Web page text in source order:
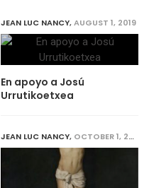
JEAN LUC NANCY,AUGUST 1, 2019
En apoyo a Josú
Urrutikoetxea
JEAN LUC NANCY, OCTOBER 1, 2019